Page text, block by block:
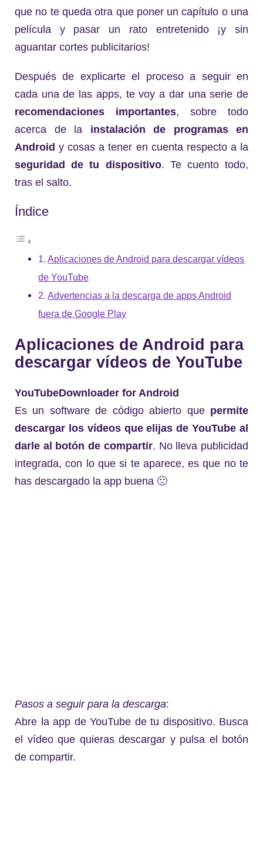
que no te queda otra que poner un capítulo o una
película y pasar un rato entretenido ¡y sin
aguantar cortes publicitarios!
Después de explicarte el proceso a seguir en
cada una de las apps, te voy a dar una serie de
recomendaciones importantes, sobre todo
acerca de la instalación de programas en
Android y cosas a tener en cuenta respecto a la
seguridad de tu dispositivo. Te cuento todo,
tras el salto.
Índice
Aplicaciones de Android para descargar vídeos
de YouTube
Advertencias a la descarga de apps Android
fuera de Google Play
Aplicaciones de Android para
descargar vídeos de YouTube
YouTubeDownloader for Android
Es un software de código abierto que permite
descargar los vídeos que elijas de YouTube al
darle al botón de compartir. No lleva publicidad
integrada, con lo que si te aparece, es que no te
has descargado la app buena 🙁
Pasos a seguir para la descarga:
Abre la app de YouTube de tu dispositivo. Busca
el vídeo que quieras descargar y pulsa el botón
de compartir.